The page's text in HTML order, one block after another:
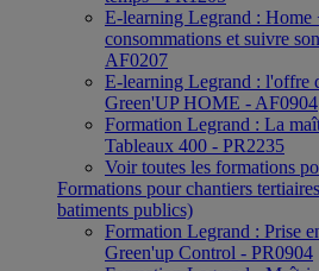
E-learning Legrand : Home
consommations et suivre
AF0207
E-learning Legrand : l'offre
Green'UP HOME - AF0904
Formation Legrand : La
Tableaux 400 - PR2235
Voir toutes les formations
Formations pour chantiers
batiments publics)
Formation Legrand : Prise
Green'up Control - PR0904